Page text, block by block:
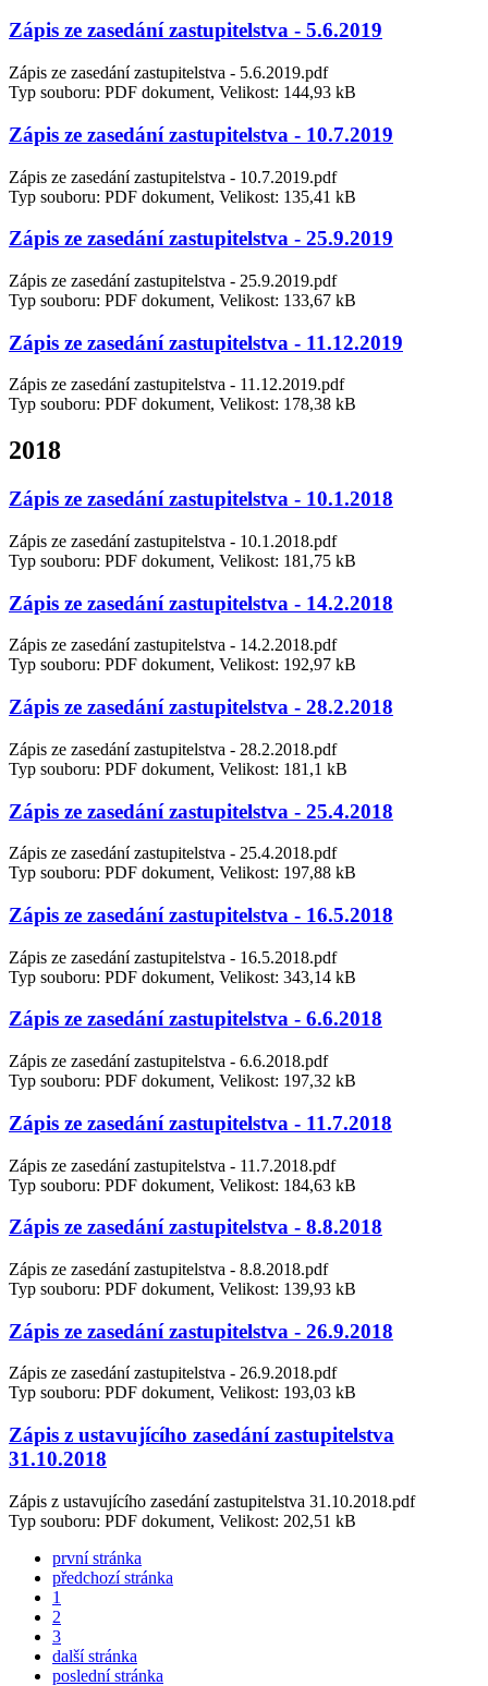
Zápis ze zasedání zastupitelstva - 5.6.2019
Zápis ze zasedání zastupitelstva - 5.6.2019.pdf
Typ souboru: PDF dokument, Velikost: 144,93 kB
Zápis ze zasedání zastupitelstva - 10.7.2019
Zápis ze zasedání zastupitelstva - 10.7.2019.pdf
Typ souboru: PDF dokument, Velikost: 135,41 kB
Zápis ze zasedání zastupitelstva - 25.9.2019
Zápis ze zasedání zastupitelstva - 25.9.2019.pdf
Typ souboru: PDF dokument, Velikost: 133,67 kB
Zápis ze zasedání zastupitelstva - 11.12.2019
Zápis ze zasedání zastupitelstva - 11.12.2019.pdf
Typ souboru: PDF dokument, Velikost: 178,38 kB
2018
Zápis ze zasedání zastupitelstva - 10.1.2018
Zápis ze zasedání zastupitelstva - 10.1.2018.pdf
Typ souboru: PDF dokument, Velikost: 181,75 kB
Zápis ze zasedání zastupitelstva - 14.2.2018
Zápis ze zasedání zastupitelstva - 14.2.2018.pdf
Typ souboru: PDF dokument, Velikost: 192,97 kB
Zápis ze zasedání zastupitelstva - 28.2.2018
Zápis ze zasedání zastupitelstva - 28.2.2018.pdf
Typ souboru: PDF dokument, Velikost: 181,1 kB
Zápis ze zasedání zastupitelstva - 25.4.2018
Zápis ze zasedání zastupitelstva - 25.4.2018.pdf
Typ souboru: PDF dokument, Velikost: 197,88 kB
Zápis ze zasedání zastupitelstva - 16.5.2018
Zápis ze zasedání zastupitelstva - 16.5.2018.pdf
Typ souboru: PDF dokument, Velikost: 343,14 kB
Zápis ze zasedání zastupitelstva - 6.6.2018
Zápis ze zasedání zastupitelstva - 6.6.2018.pdf
Typ souboru: PDF dokument, Velikost: 197,32 kB
Zápis ze zasedání zastupitelstva - 11.7.2018
Zápis ze zasedání zastupitelstva - 11.7.2018.pdf
Typ souboru: PDF dokument, Velikost: 184,63 kB
Zápis ze zasedání zastupitelstva - 8.8.2018
Zápis ze zasedání zastupitelstva - 8.8.2018.pdf
Typ souboru: PDF dokument, Velikost: 139,93 kB
Zápis ze zasedání zastupitelstva - 26.9.2018
Zápis ze zasedání zastupitelstva - 26.9.2018.pdf
Typ souboru: PDF dokument, Velikost: 193,03 kB
Zápis z ustavujícího zasedání zastupitelstva
31.10.2018
Zápis z ustavujícího zasedání zastupitelstva 31.10.2018.pdf
Typ souboru: PDF dokument, Velikost: 202,51 kB
první stránka
předchozí stránka
1
2
3
další stránka
poslední stránka